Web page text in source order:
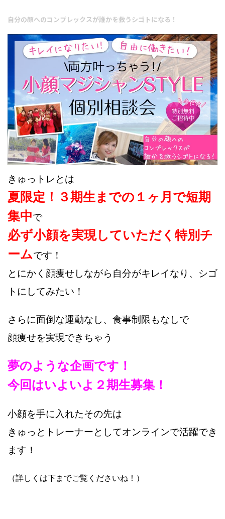
自分の顔へのコンプレックスが誰かを救うシゴトになる！
きゅっトレとは
夏限定！３期生までの１ヶ月で短期
集中で
必ず小顔を実現していただく特別チ
ームです！
とにかく顔痩せしながら自分がキレイなり、シゴ
トにしてみたい！
さらに面倒な運動なし、食事制限もなしで
顔痩せを実現できちゃう
夢のような企画です！
今回はいよいよ２期生募集！
小顔を手に入れたその先は
きゅっとトレーナーとしてオンラインで活躍でき
ます！
（詳しくは下までご覧くださいね！）